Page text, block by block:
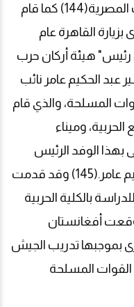
المصانع الحربية ومدرسة المظلات المصرية(144) كما قام
القاهرة عام
رئيس" هيئة أركان حرب
عبد الحكيم عامر نائب
المسلحة، والذي قام
وميناء
بهذا الوفد الرئيس
جمال عبد الناصر والمشير عبد الحكيم عامر.(145) وقد قدمت
بالكلية الحربية
وفي عام 1977م، وقعت أفغانستان
بموجبها تدريب الجيش
المسلحة